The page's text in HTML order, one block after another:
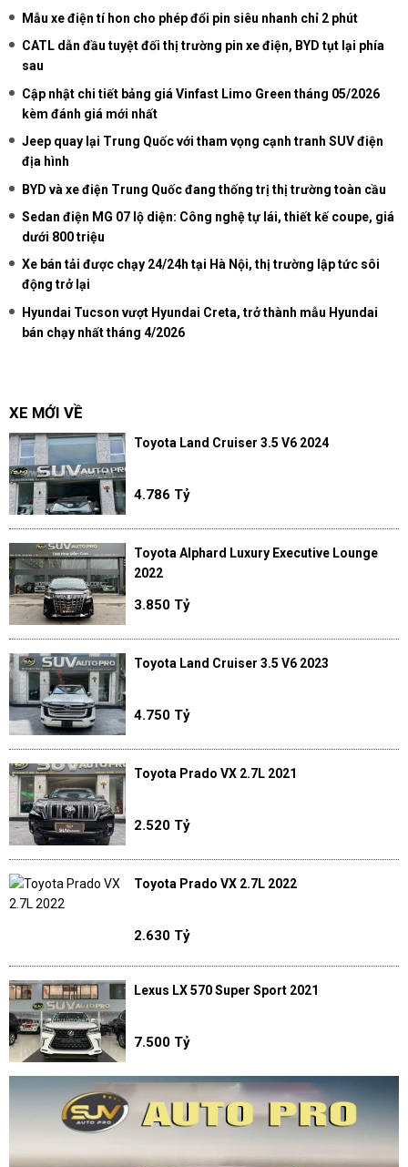
Mẫu xe điện tí hon cho phép đổi pin siêu nhanh chỉ 2 phút
CATL dẫn đầu tuyệt đối thị trường pin xe điện, BYD tụt lại phía
sau
Cập nhật chi tiết bảng giá Vinfast Limo Green tháng 05/2026
kèm đánh giá mới nhất
Jeep quay lại Trung Quốc với tham vọng cạnh tranh SUV điện
địa hình
BYD và xe điện Trung Quốc đang thống trị thị trường toàn cầu
Sedan điện MG 07 lộ diện: Công nghệ tự lái, thiết kế coupe, giá
dưới 800 triệu
Xe bán tải được chạy 24/24h tại Hà Nội, thị trường lập tức sôi
động trở lại
Hyundai Tucson vượt Hyundai Creta, trở thành mẫu Hyundai
bán chạy nhất tháng 4/2026
XE MỚI VỀ
Toyota Land Cruiser 3.5 V6 2024
4.786 Tỷ
Toyota Alphard Luxury Executive Lounge
2022
3.850 Tỷ
Toyota Land Cruiser 3.5 V6 2023
4.750 Tỷ
Toyota Prado VX 2.7L 2021
2.520 Tỷ
Toyota Prado VX 2.7L 2022
2.630 Tỷ
Lexus LX 570 Super Sport 2021
7.500 Tỷ